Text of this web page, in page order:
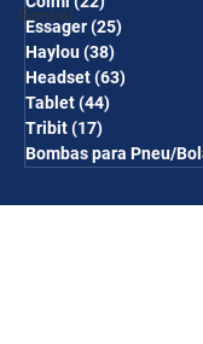
Gimbal
Essager(25)
Haylou(38)
Headset(63)
Tablet(44)
Tribit(17)
Bombas para Pneu/